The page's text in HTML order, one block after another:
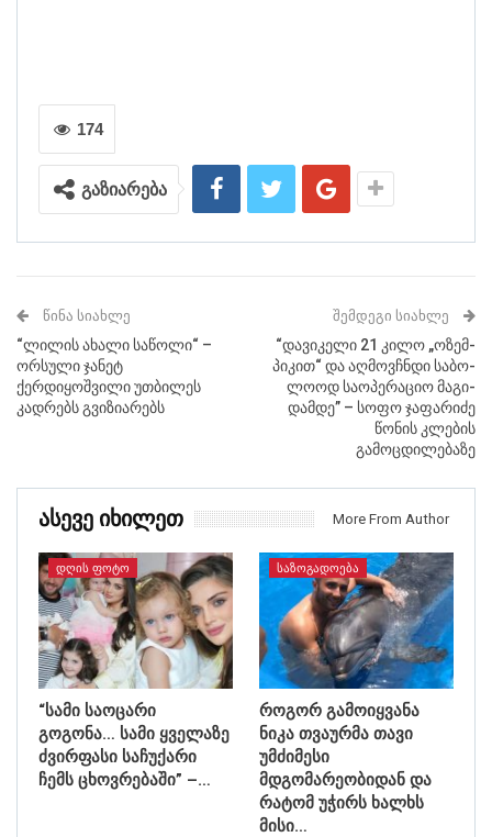
174
გაზიარება
ᲬᲘᲜᲐ ᲡᲘᲐᲮᲚᲔ
“ლილის ახალი საწოლი“ –
ორსული ჯანეტ
ქერდიყოშვილი უთბილეს
კადრებს გვიზიარებს
ᲨᲔᲛᲓᲔᲒᲘ ᲡᲘᲐᲮᲚᲔ
“და­ვი­კე­ლი 21 კილო „ოზემ­
პი­კით“ და აღ­მოვ­ჩნდი სა­ბო­
ლო­ოდ სა­ო­პე­რა­ციო მა­გი­
დამ­დე” – სოფო ჯაფარიძე
წონის კლების
გამოცდილებაზე
Ასევე Იხილეთ More From Author
ᲓᲦᲘᲡ ᲤᲝᲢᲝ
“სამი საოცარი
გოგონა… სამი ყველაზე
ძვირფასი საჩუქარი
ჩემს ცხოვრებაში” –…
ᲡᲐᲖᲝᲒᲐᲓᲝᲔᲑᲐ
როგორ გამოიყვანა
ნიკა თვაურმა თავი
უმძიმესი
მდგომარეობიდან და
რატომ უჭირს ხალხს
მისი…